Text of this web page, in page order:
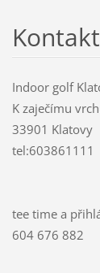
Kontakt
Indoor golf
K zaječímu
33901 Klatovy
tel:603861111
tee time a
604 676 882